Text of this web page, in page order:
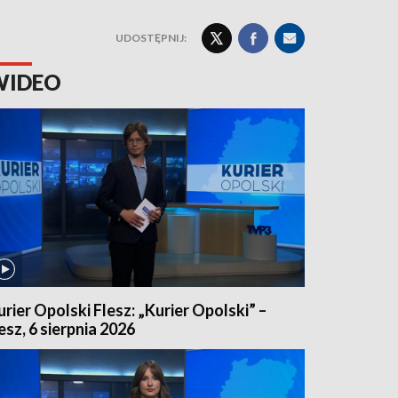
UDOSTĘPNIJ:
Opolski Flesz: „Kurier Opolski” –
6 sierpnia 2026